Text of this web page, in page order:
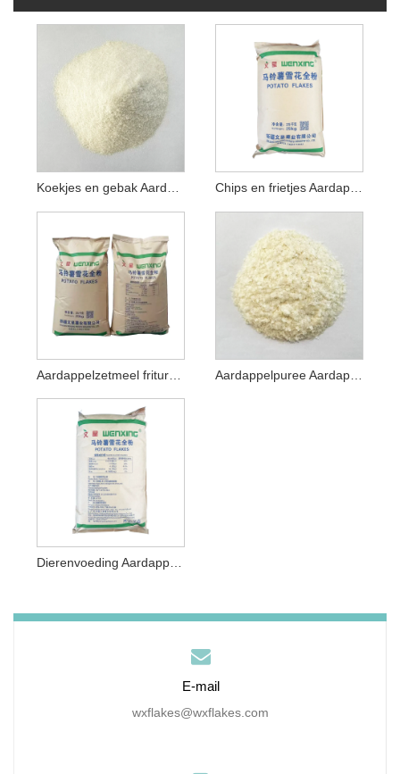
Aardappelzetmeel frituren en paneren
Dierenvoeding Aardappelzetmeel
E-mail
wxflakes@wxflakes.com